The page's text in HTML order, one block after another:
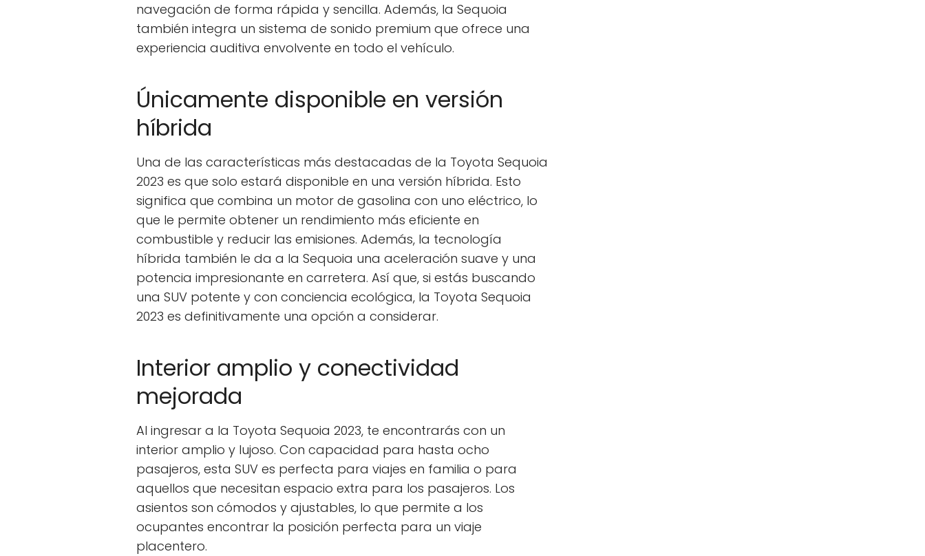
navegación de forma rápida y sencilla. Además, la Sequoia
también integra un sistema de sonido premium que ofrece una
experiencia auditiva envolvente en todo el vehículo.
Únicamente disponible en versión
híbrida
Una de las características más destacadas de la Toyota Sequoia
2023 es que solo estará disponible en una versión híbrida. Esto
significa que combina un motor de gasolina con uno eléctrico, lo
que le permite obtener un rendimiento más eficiente en
combustible y reducir las emisiones. Además, la tecnología
híbrida también le da a la Sequoia una aceleración suave y una
potencia impresionante en carretera. Así que, si estás buscando
una SUV potente y con conciencia ecológica, la Toyota Sequoia
2023 es definitivamente una opción a considerar.
Interior amplio y conectividad
mejorada
Al ingresar a la Toyota Sequoia 2023, te encontrarás con un
interior amplio y lujoso. Con capacidad para hasta ocho
pasajeros, esta SUV es perfecta para viajes en familia o para
aquellos que necesitan espacio extra para los pasajeros. Los
asientos son cómodos y ajustables, lo que permite a los
ocupantes encontrar la posición perfecta para un viaje
placentero.